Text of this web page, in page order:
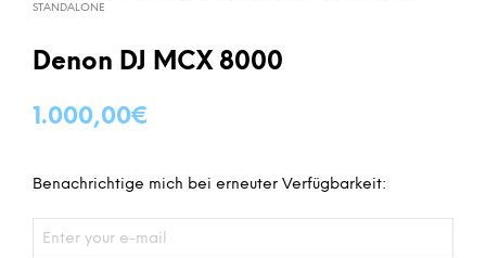
STANDALONE
Denon DJ MCX 8000
1.000,00€
Benachrichtige mich bei erneuter Verfügbarkeit: